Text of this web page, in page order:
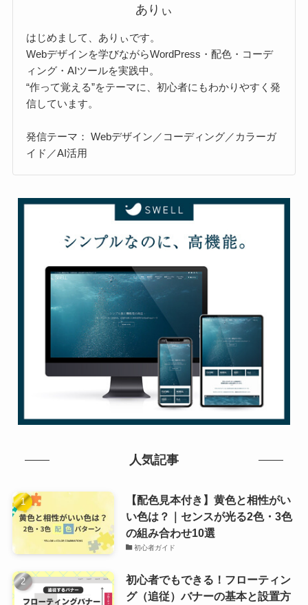
ありぃ
はじめまして、ありぃです。
Webデザインを学びながらWordPress・配色・コーデ
ィング・AIツールを実践中。
“作って覚える”をテーマに、初心者にもわかりやすく発
信しています。
発信テーマ： Webデザイン／コーディング／カラーガ
イド／AI活用
人気記事
【配色見本付き】黄色と相性がい
い色は？｜センスが光る2色・3色
の組み合わせ10選
初心者ガイド
初心者でもできる！フローティン
グ（追従）バナーの基本と設置方